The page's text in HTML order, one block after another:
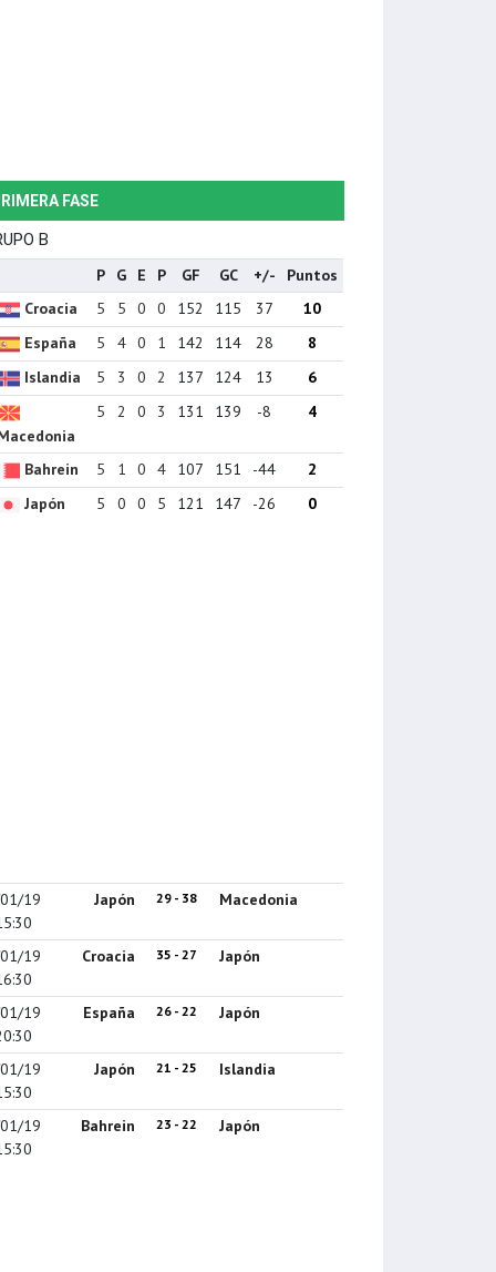
FASE
B
P
G E P GF GC +/-
Puntos
Croacia 5 5 0 0 152 115 37
10
España 5 4 0 1 142 114 28
8
Islandia 5 3 0 2 137 124 13
6
5 2 0 3 131 139 -8 4
Bahrein 5 1 0 4 107 151 -44
2
Japón 5 0 0 5 121 147 -26 0
19
Japón 29 - 38 Macedonia
19
Croacia 35 - 27 Japón
19
España 26 - 22 Japón
19
Japón 21 - 25 Islandia
19
Bahrein 23 - 22 Japón